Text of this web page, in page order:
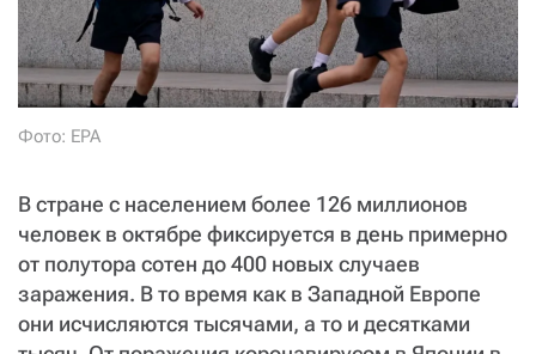
Фото: EPA
В стране с населением более 126 миллионов
человек в октябре фиксируется в день примерно
от полутора сотен до 400 новых случаев
заражения. В то время как в Западной Европе
они исчисляются тысячами, а то и десятками